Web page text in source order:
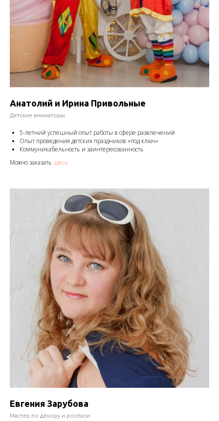
Анатолий и Ирина Привольные
Детские аниматоры
5-летний успешный опыт работы в сфере развлечений
Опыт проведения детских праздников «под ключ»
Коммуникабельность и заинтересованность
Можно заказать здесь
Евгения Зарубова
Мастер по декору и росписи